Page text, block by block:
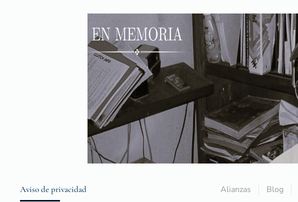
Aviso de privacidad Alianzas Blog